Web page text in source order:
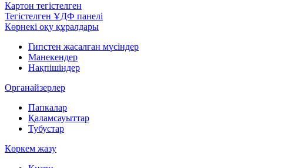
Картон тегістелген
Тегістелген ҰДФ панелі
Көрнекі оқу құралдары
Гипстен жасалған мүсіндер
Манекендер
Нақпішіндер
Органайзерлер
Папкалар
Қаламсауыттар
Тубустар
Көркем жазу